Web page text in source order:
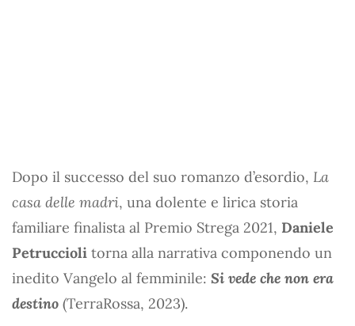
Dopo il successo del suo romanzo d’esordio, La
casa delle madri, una dolente e lirica storia
familiare finalista al Premio Strega 2021, Daniele
Petruccioli torna alla narrativa componendo un
inedito Vangelo al femminile: Si vede che non era
destino (TerraRossa, 2023).